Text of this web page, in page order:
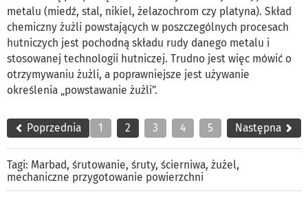
metalu (miedź, stal, nikiel, żelazochrom czy platyna). Skład
chemiczny żużli powstających w poszczególnych procesach
hutniczych jest pochodną składu rudy danego metalu i
stosowanej technologii hutniczej. Trudno jest więc mówić o
otrzymywaniu żużli, a poprawniejsze jest używanie
określenia „powstawanie żużli”.
Poprzednia 1 2 3 4 5 Następna
Tagi: Marbad, śrutowanie, śruty, ścierniwa, żużel,
mechaniczne przygotowanie powierzchni